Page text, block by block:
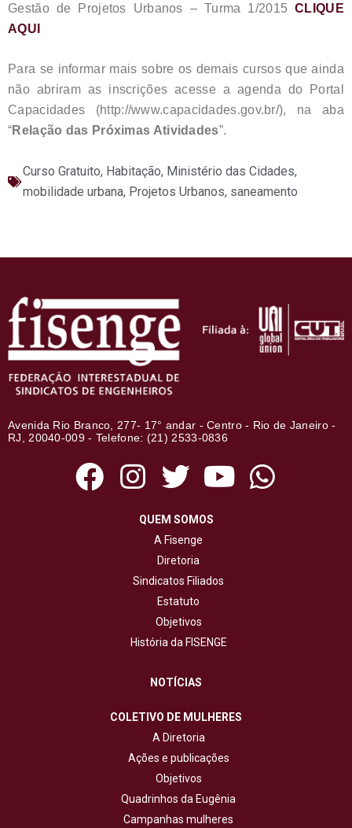
Gestão de Projetos Urbanos – Turma 1/2015CLIQUE
AQUI
Para se informar mais sobre os demais cursos que ainda
não abriram as inscrições acesse a agenda do Portal
Capacidades (http://www.capacidades.gov.br/), na aba
“Relação das Próximas Atividades”.
Curso Gratuito, Habitação, Ministério das Cidades,
mobilidade urbana, Projetos Urbanos, saneamento
Avenida Rio Branco, 277- 17° andar - Centro - Rio de Janeiro -
RJ, 20040-009 - Telefone: (21) 2533-0836
QUEM SOMOS
A Fisenge
Diretoria
Sindicatos Filiados
Estatuto
Objetivos
História da FISENGE
NOTÍCIAS
COLETIVO DE MULHERES
A Diretoria
Ações e publicações
Objetivos
Quadrinhos da Eugênia
Campanhas mulheres